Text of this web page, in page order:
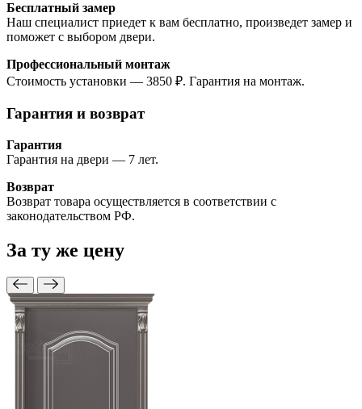
Бесплатный замер
Наш специалист приедет к вам бесплатно, произведет замер и
поможет с выбором двери.
Профессиональный монтаж
Стоимость установки — 3850 ₽. Гарантия на монтаж.
Гарантия и возврат
Гарантия
Гарантия на двери — 7 лет.
Возврат
Возврат товара осуществляется в соответствии с
законодательством РФ.
За ту же цену